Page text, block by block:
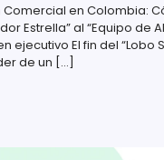
Comercial en Colombia:
Estrella” al “Equipo de
ejecutivo El fin del “Lobo
de un […]